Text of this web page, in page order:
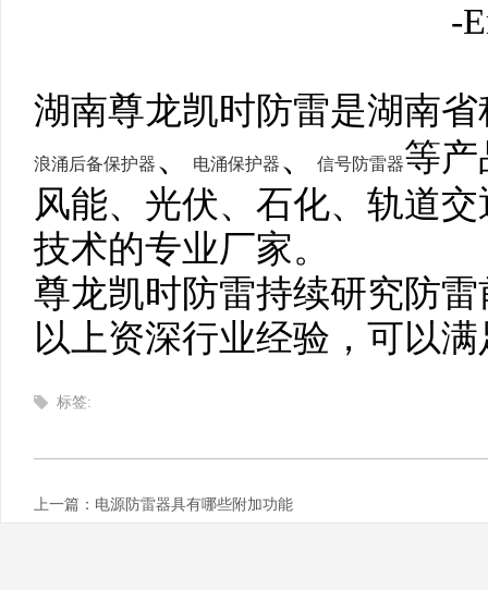
-
湖南尊龙凯时防雷是湖南省
浪涌后备保护器 、 电涌保护器 、 信号防雷器等产
风能、光伏、石化、轨道
技术的专业厂家。
尊龙凯时防雷持续研究防
以上资深行业经验，可以
标签:
上一篇：电源防雷器具有哪些附加功能